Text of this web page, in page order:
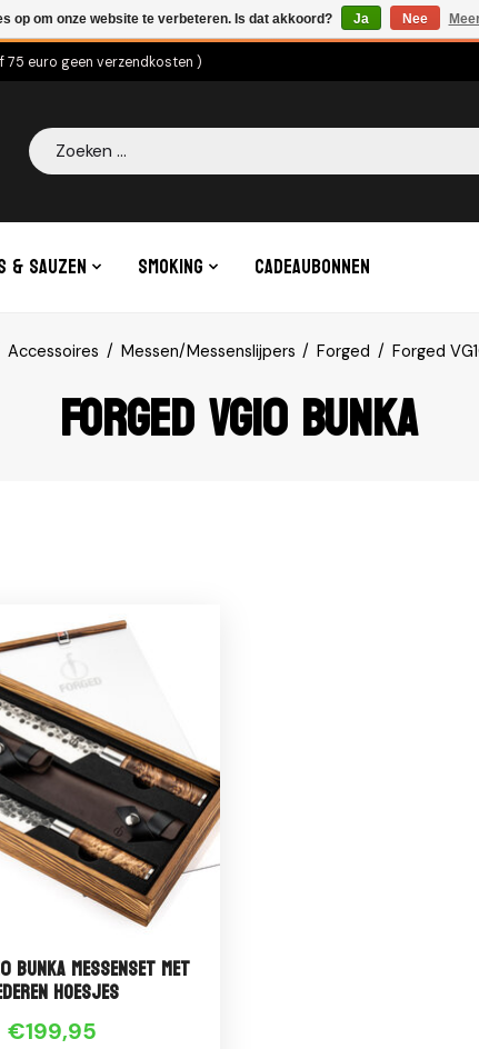
75 euro geen verzendkosten )
Zoeken
& Sauzen Smoking Cadeaubonnen
Accessoires / Messen/Messenslijpers / Forged / Forged
Forged VG10 Bunka
Bunka messenset met
hoesjes
€199,95
op om onze website te verbeteren. Is dat akkoord? Ja Nee